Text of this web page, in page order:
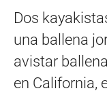
Dos
una ballena
avistar
en California,